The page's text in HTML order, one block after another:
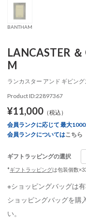
BANTHAM
LANCASTER
M
ランカスター アンド ギビ
Product ID:22897367
¥11,000 （税込）
会員ランクに応じて 最大
会員ランクについてはこちら
ギフトラッピングの選択
*ギフトラッピングは包装個数
※ショッピングバッグは有
ショッピングバッグを購
い。